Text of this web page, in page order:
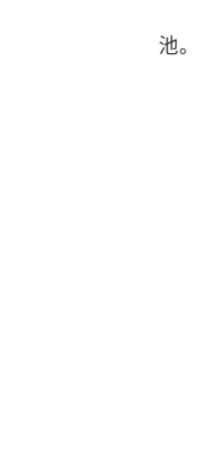
池。